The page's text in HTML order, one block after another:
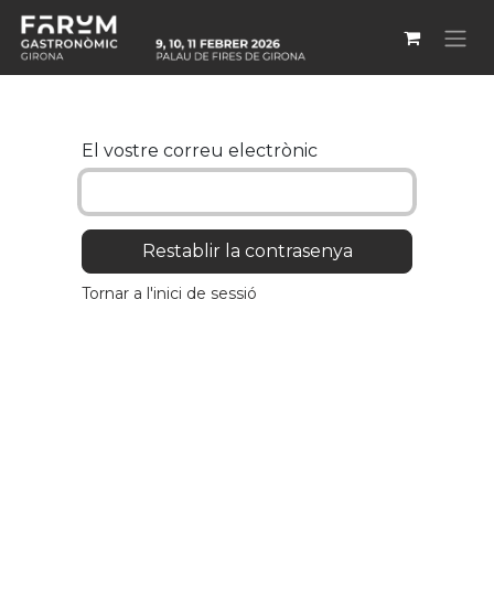
Skip to Content
El vostre correu electrònic
Restablir la contrasenya
Tornar a l'inici de sessió